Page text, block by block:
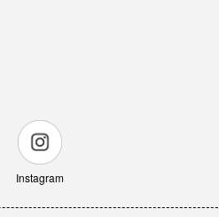
Instagram